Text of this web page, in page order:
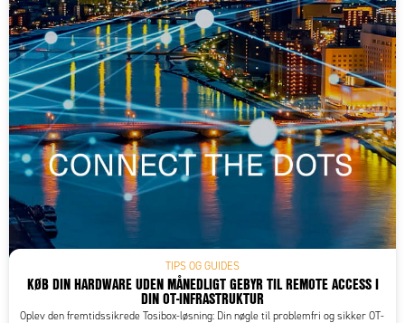
TIPS OG GUIDES
KØB DIN HARDWARE UDEN MÅNEDLIGT GEBYR TIL REMOTE ACCESS I
DIN OT-INFRASTRUKTUR
Oplev den fremtidssikrede Tosibox-løsning: Din nøgle til problemfri og sikker OT-